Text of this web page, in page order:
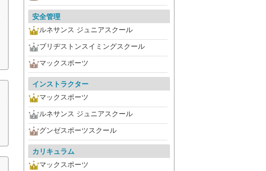
安全管理
ルネサンス ジュニアスクール
ブリヂストンスイミングスクール
マックスポーツ
インストラクター
マックスポーツ
ルネサンス ジュニアスクール
グンゼスポーツスクール
カリキュラム
マックスポーツ